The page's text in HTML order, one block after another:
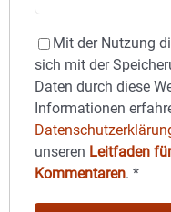
Mit der Nutzung
sich mit der
Daten durch diese
Informationen
unseren Leitfaden
Kommentaren.*